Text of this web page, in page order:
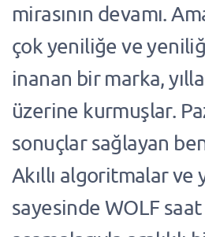
mirasının devamı.
çok yeniliğe ve
inanan bir marka,
üzerine kurmuşlar.
sonuçlar sağlayan
Akıllı algoritmalar
sayesinde WOLF